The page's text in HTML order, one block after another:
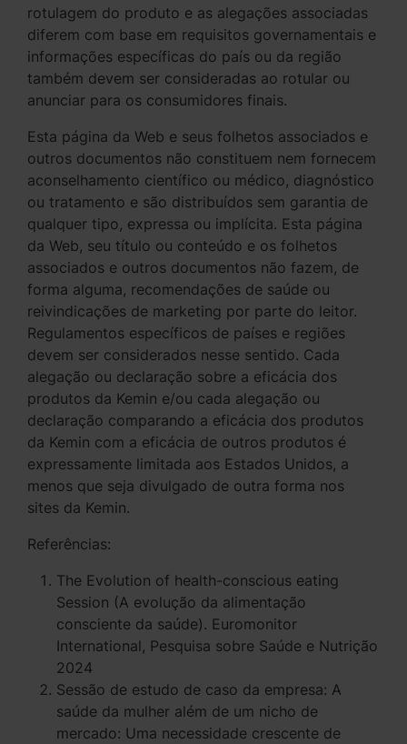
rotulagem do produto e as alegações associadas
diferem com base em requisitos governamentais e
informações específicas do país ou da região
também devem ser consideradas ao rotular ou
anunciar para os consumidores finais.
Esta página da Web e seus folhetos associados e
outros documentos não constituem nem fornecem
aconselhamento científico ou médico, diagnóstico
ou tratamento e são distribuídos sem garantia de
qualquer tipo, expressa ou implícita. Esta página
da Web, seu título ou conteúdo e os folhetos
associados e outros documentos não fazem, de
forma alguma, recomendações de saúde ou
reivindicações de marketing por parte do leitor.
Regulamentos específicos de países e regiões
devem ser considerados nesse sentido. Cada
alegação ou declaração sobre a eficácia dos
produtos da Kemin e/ou cada alegação ou
declaração comparando a eficácia dos produtos
da Kemin com a eficácia de outros produtos é
expressamente limitada aos Estados Unidos, a
menos que seja divulgado de outra forma nos
sites da Kemin.
Referências:
The Evolution of health-conscious eating
Session (A evolução da alimentação
consciente da saúde). Euromonitor
International, Pesquisa sobre Saúde e Nutrição
2024
Sessão de estudo de caso da empresa: A
saúde da mulher além de um nicho de
mercado: Uma necessidade crescente de